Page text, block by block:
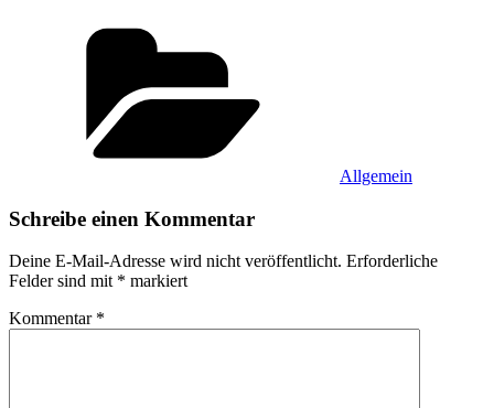
Allgemein
Schreibe einen Kommentar
Deine E-Mail-Adresse wird nicht veröffentlicht. Erforderliche
Felder sind mit * markiert
Kommentar *